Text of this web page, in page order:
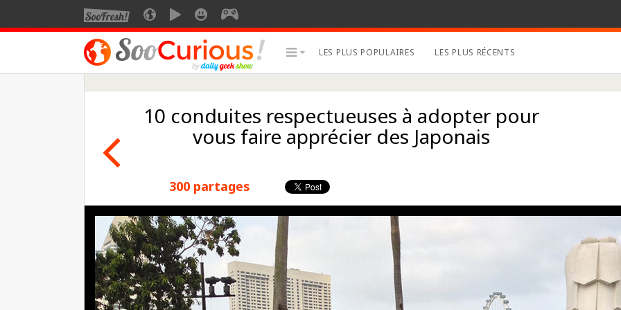
LES PLUS POPULAIRES LES PLUS RÉCENTS
10 conduites respectueuses à adopter pour
vous faire apprécier des Japonais
300 partages